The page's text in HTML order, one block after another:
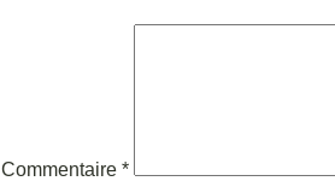
Commentaire *